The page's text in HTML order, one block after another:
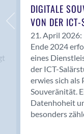
Bolligen
Bonaduz
Bonstetten
Bottighofen
Bremgarten bei
Brig-Glis
Bronschhofen
Brugg
DIGITALE
VON DER ICT-
21. April 2026:
Ende 2024
eines
der ICT-
erwies sich als
Souveränität.
Datenhoheit
besonders